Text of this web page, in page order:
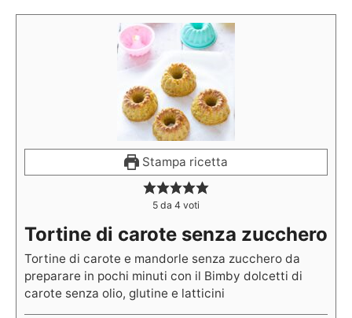
Stampa ricetta
5 da 4 voti
Tortine di carote senza zucchero
Tortine di carote e mandorle senza zucchero da
preparare in pochi minuti con il Bimby dolcetti di
carote senza olio, glutine e latticini